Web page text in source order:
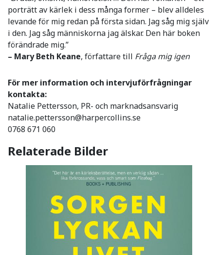
porträtt av kärlek i dess många former – blev alldeles
levande för mig redan på första sidan. Jag såg mig själv
i den. Jag såg människorna jag älskar. Den här boken
förändrade mig.”
– Mary Beth Keane, författare till Fråga mig igen
För mer information och intervjuförfrågningar
kontakta:
Natalie Pettersson, PR- och marknadsansvarig
natalie.pettersson@harpercollins.se
0768 671 060
Relaterade Bilder